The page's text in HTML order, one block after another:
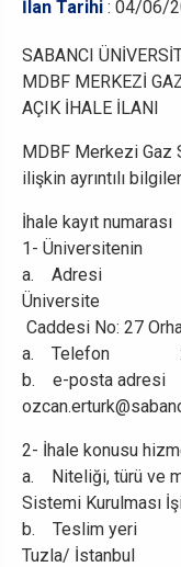
İlan Tarihi : 04/06/
SABANCI
MDBF MERKEZİ
AÇIK İHALE İLANI
MDBF Merkezi Gaz
ilişkin ayrıntılı
İhale kayıt
1-
a. Adresi :
Üniversite
Caddesi No: 27
a. Telefon : 0
b. e-posta
2- İhale konusu
a. Niteliği, türü ve
Sistemi Kurulması
b. Teslim yeri :
Tuzla/ İstanbul